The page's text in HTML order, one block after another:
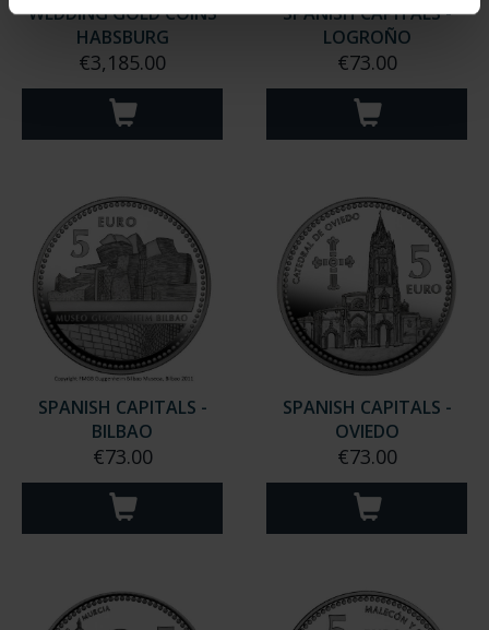
WEDDING GOLD COINS
HABSBURG
€3,185.00
SPANISH CAPITALS -
LOGROÑO
€73.00
SPANISH CAPITALS -
BILBAO
€73.00
SPANISH CAPITALS -
OVIEDO
€73.00